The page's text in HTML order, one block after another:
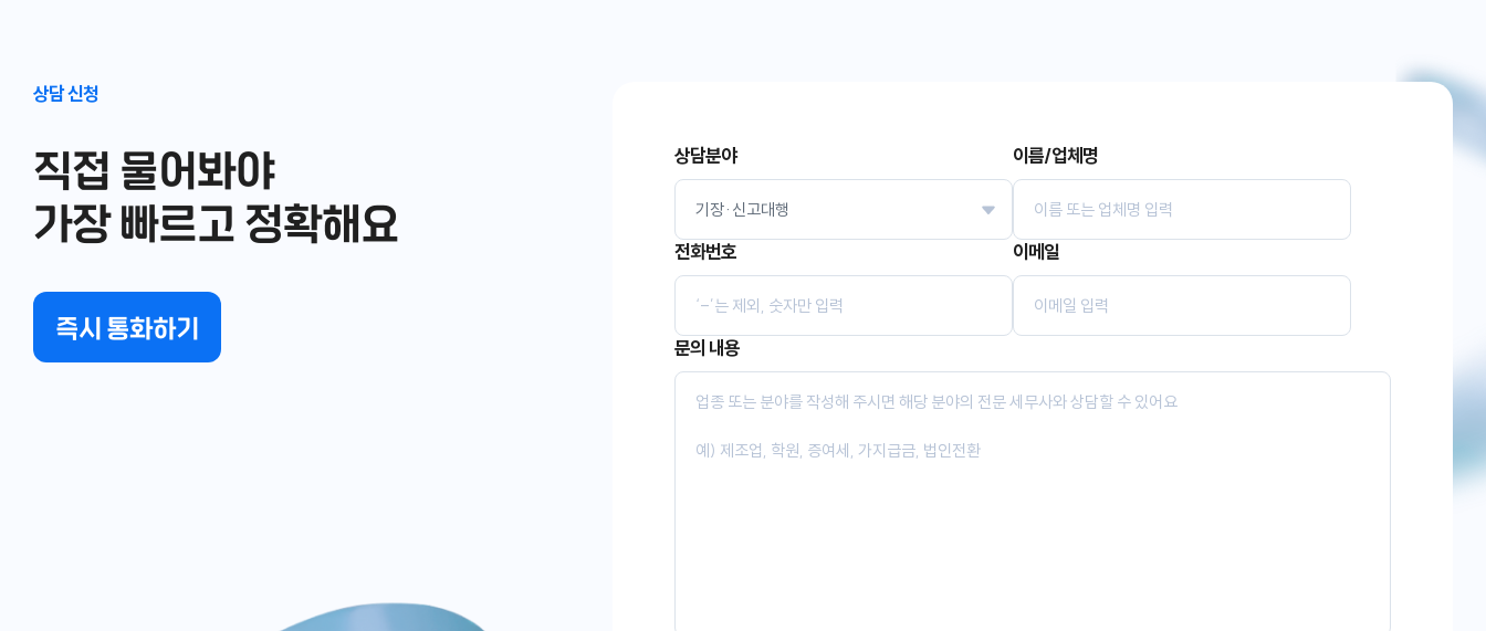
상담 신청
직접 물어봐야
가장 빠르고 정확해요
즉시 통화하기
상담분야 이름/업체명
전화번호 이메일
문의 내용